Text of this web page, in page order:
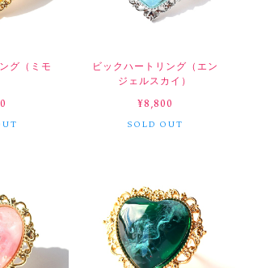
グ（ミモ
ビックハートリング（エン
ジェルスカイ）
¥8,800
SOLD OUT